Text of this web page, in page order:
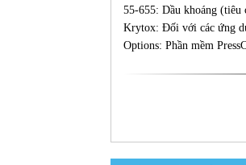
55-655: Dầu khoáng (tiêu
Krytox: Đối với các ứng
Options: Phần mềm